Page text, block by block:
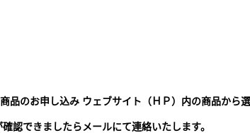
品のお申し込み ウェブサイト（ＨＰ）内の商品から
確認できましたらメールにて連絡いたします。